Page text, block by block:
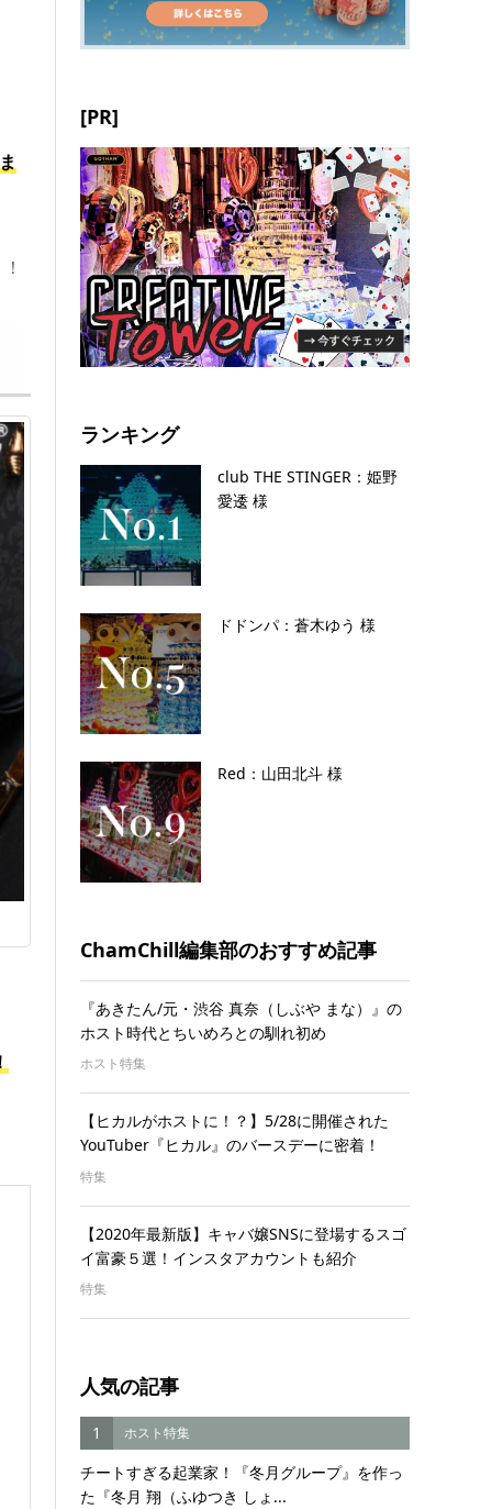
[PR]
ランキング
club THE STINGER：姫野
愛逶 様
ドドンパ：蒼木ゆう 様
Red：山田北斗 様
ChamChill編集部のおすすめ記事
『あきたん/元・渋谷 真奈（しぶや まな）』の
ホスト時代とちいめろとの馴れ初め
ホスト特集
【ヒカルがホストに！？】5/28に開催された
YouTuber『ヒカル』のバースデーに密着！
特集
【2020年最新版】キャバ嬢SNSに登場するスゴ
イ富豪５選！インスタアカウントも紹介
特集
人気の記事
1 ホスト特集
チートすぎる起業家！『冬月グループ』を作っ
た『冬月 翔（ふゆつき しょ...